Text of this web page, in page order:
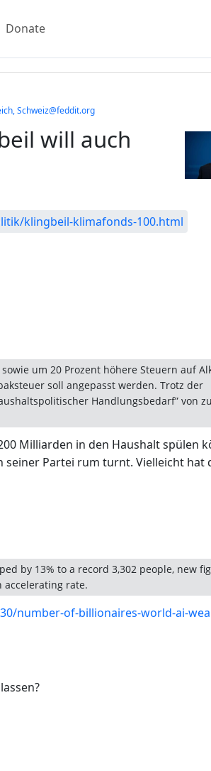
Donate
Schweiz@feddit.org
will auch
klingbeil-klimafonds-100.html
um 20 Prozent höhere Steuern auf
soll angepasst werden. Trotz der
Handlungsbedarf” von
Milliarden in den Haushalt spülen
seiner Partei rum turnt. Vielleicht hat
by 13% to a record 3,302 people, new
accelerating rate.
number-of-billionaires-world-ai-